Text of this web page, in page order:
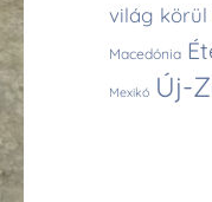
világ körül
Macedónia
Mexikó Új-